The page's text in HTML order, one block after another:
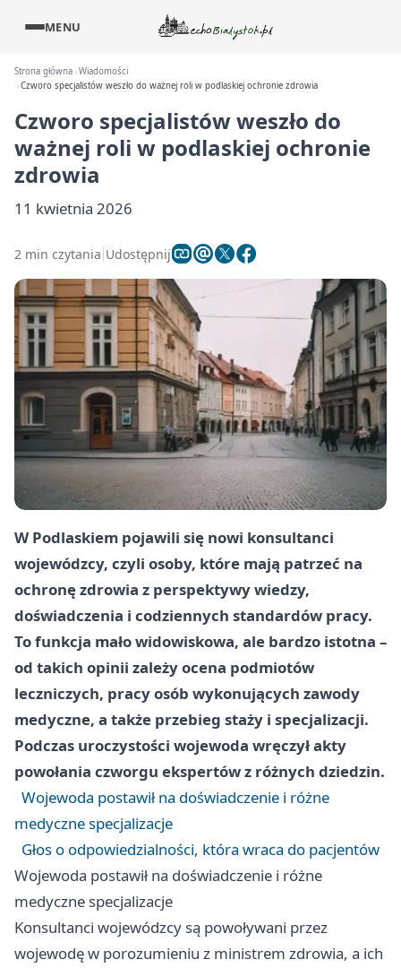
MENU
Strona główna Wiadomości
Czworo specjalistów weszło do ważnej roli w podlaskiej ochronie zdrowia
Czworo specjalistów weszło do
ważnej roli w podlaskiej ochronie
zdrowia
11 kwietnia 2026
2 min czytania Udostępnij
W Podlaskiem pojawili się nowi konsultanci
wojewódzcy, czyli osoby, które mają patrzeć na
ochronę zdrowia z perspektywy wiedzy,
doświadczenia i codziennych standardów pracy.
To funkcja mało widowiskowa, ale bardzo istotna –
od takich opinii zależy ocena podmiotów
leczniczych, pracy osób wykonujących zawody
medyczne, a także przebieg staży i specjalizacji.
Podczas uroczystości wojewoda wręczył akty
powołania czworgu ekspertów z różnych dziedzin.
Wojewoda postawił na doświadczenie i różne
medyczne specjalizacje
Głos o odpowiedzialności, która wraca do pacjentów
Wojewoda postawił na doświadczenie i różne
medyczne specjalizacje
Konsultanci wojewódzcy są powoływani przez
wojewodę w porozumieniu z ministrem zdrowia, a ich